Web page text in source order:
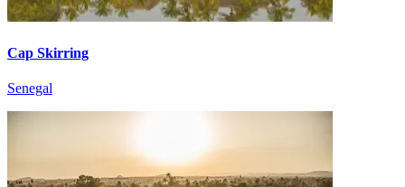
Cap Skirring
Senegal